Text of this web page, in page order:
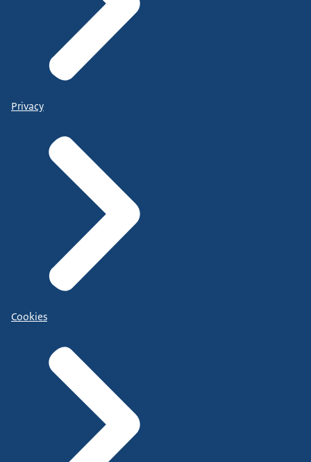
Privacy
Cookies